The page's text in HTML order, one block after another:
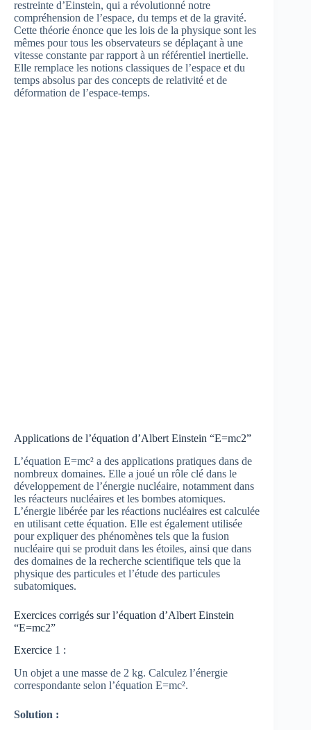
restreinte d’Einstein, qui a révolutionné notre
compréhension de l’espace, du temps et de la gravité.
Cette théorie énonce que les lois de la physique sont les
mêmes pour tous les observateurs se déplaçant à une
vitesse constante par rapport à un référentiel inertielle.
Elle remplace les notions classiques de l’espace et du
temps absolus par des concepts de relativité et de
déformation de l’espace-temps.
Applications de l’équation d’Albert Einstein “E=mc2”
L’équation E=mc² a des applications pratiques dans de
nombreux domaines. Elle a joué un rôle clé dans le
développement de l’énergie nucléaire, notamment dans
les réacteurs nucléaires et les bombes atomiques.
L’énergie libérée par les réactions nucléaires est calculée
en utilisant cette équation. Elle est également utilisée
pour expliquer des phénomènes tels que la fusion
nucléaire qui se produit dans les étoiles, ainsi que dans
des domaines de la recherche scientifique tels que la
physique des particules et l’étude des particules
subatomiques.
Exercices corrigés sur l’équation d’Albert Einstein
“E=mc2”
Exercice 1 :
Un objet a une masse de 2 kg. Calculez l’énergie
correspondante selon l’équation E=mc².
Solution :